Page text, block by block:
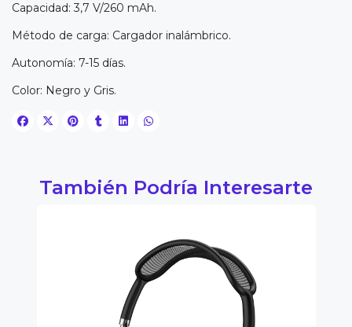
Capacidad: 3,7 V/260 mAh.
Método de carga: Cargador inalámbrico.
Autonomía: 7-15 días.
Color: Negro y Gris.
También Podría Interesarte